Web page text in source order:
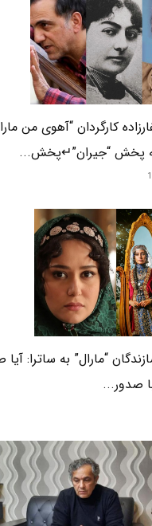
کارگردان “آهوی من
پخش “جیران”↵پخش...
“مارال” به ساترا: آیا
صدور...